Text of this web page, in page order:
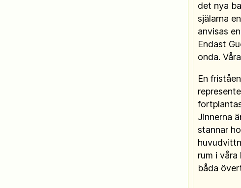
det nya
själarna
anvisas
Endast
onda.
En
Jinnerna
stannar
rum i våra
båda